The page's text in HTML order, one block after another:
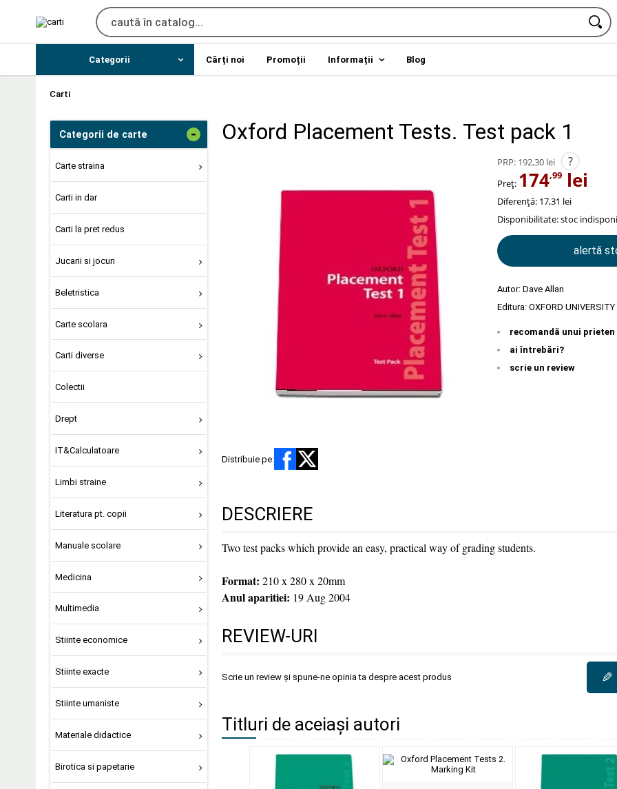
Categorii Cărți noi Promoții Informații Blog
Carti
Categorii de carte -
Carte straina
Carti in dar
Carti la pret redus
Jucarii si jocuri
Beletristica
Carte scolara
Carti diverse
Colectii
Drept
IT&Calculatoare
Limbi straine
Literatura pt. copii
Manuale scolare
Medicina
Multimedia
Stiinte economice
Stiinte exacte
Stiinte umaniste
Materiale didactice
Birotica si papetarie
Oxford Placement Tests. Test pack 1
PRP: 192,30 lei ?
Preț: 174,99 lei
Diferență: 17,31 lei
Disponibilitate:stoc
alertă
Autor: Dave Allan
Editura: OXFORD UNIVERSITY
recomandă unui prieten
ai întrebări?
scrie un review
Distribuie pe:
DESCRIERE
Two test packs which provide an easy, practical way of grading students.
Format: 210 x 280 x 20mm
Anul aparitiei: 19 Aug 2004
REVIEW-URI
Scrie un review și spune-ne opinia ta despre acest produs ✎
Titluri de aceiași autori